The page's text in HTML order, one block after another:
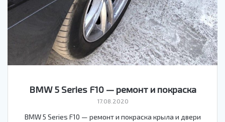
BMW 5 Series F10 — ремонт и покраска
17.08.2020
BMW 5 Series F10 — ремонт и покраска крыла и двери